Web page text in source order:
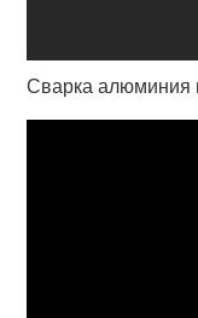
Сварка алюминия